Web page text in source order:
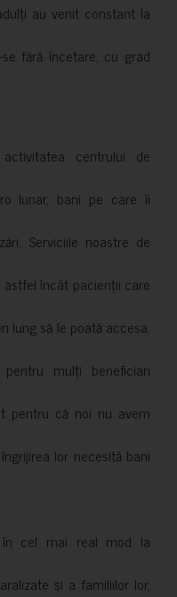
au venit constant la
fără încetare, cu grad
centrului de
lunar, bani pe care îi
Serviciile noastre de
astfel încât pacienții care
lung să le poată accesa.
mulți beneficiari
pentru că noi nu avem
lor necesită bani
în cel mai real mod la
și a familiilor lor,